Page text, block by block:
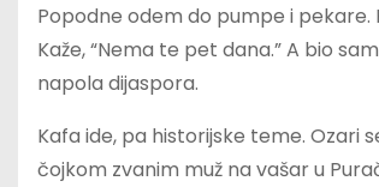
Popodne odem do pumpe i pekare.
Kaže, “Nema te pet dana.” A bio
napola dijaspora.
Kafa ide, pa historijske teme. Ozari
čojkom zvanim muž na vašar u